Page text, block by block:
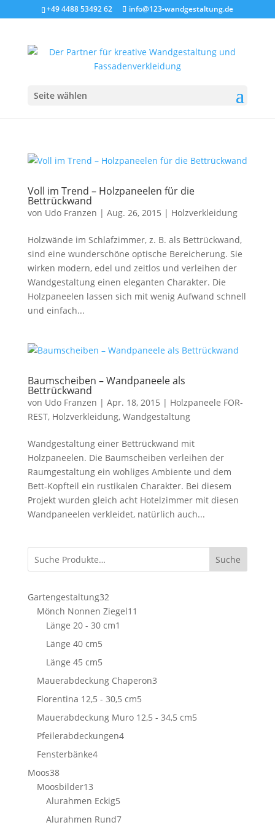
+49 4488 53492 62 info@123-wandgestaltung.de
Seite wählen
Voll im Trend – Holzpaneelen für die
Bettrückwand
von Udo Franzen | Aug. 26, 2015 | Holzverkleidung
Holzwände im Schlafzimmer, z. B. als Bettrückwand,
sind eine wunderschöne optische Bereicherung. Sie
wirken modern, edel und zeitlos und verleihen der
Wandgestaltung einen eleganten Charakter. Die
Holzpaneelen lassen sich mit wenig Aufwand schnell
und einfach...
Baumscheiben – Wandpaneele als
Bettrückwand
von Udo Franzen | Apr. 18, 2015 | Holzpaneele FOR-
REST, Holzverkleidung, Wandgestaltung
Wandgestaltung einer Bettrückwand mit
Holzpaneelen. Die Baumscheiben verleihen der
Raumgestaltung ein wohliges Ambiente und dem
Bett-Kopfteil ein rustikalen Charakter. Bei diesem
Projekt wurden gleich acht Hotelzimmer mit diesen
Wandpaneelen verkleidet, natürlich auch...
Suche
Gartengestaltung3232
Produkte
Mönch Nonnen Ziegel11
Länge 20 - 30 cm1
Länge 40 cm55
Produkte
Länge 45 cm55
Produkte
Mauerabdeckung Chaperon33
Florentina 12,5 - 30,5 cm55
Produkte
Mauerabdeckung Muro 12,5 - 34,5 cm55
Pfeilerabdeckungen44
Fensterbänke44
Moos3838
Produkte
Moosbilder1313
Produkte
Alurahmen Eckig55
Produkte
Alurahmen Rund77